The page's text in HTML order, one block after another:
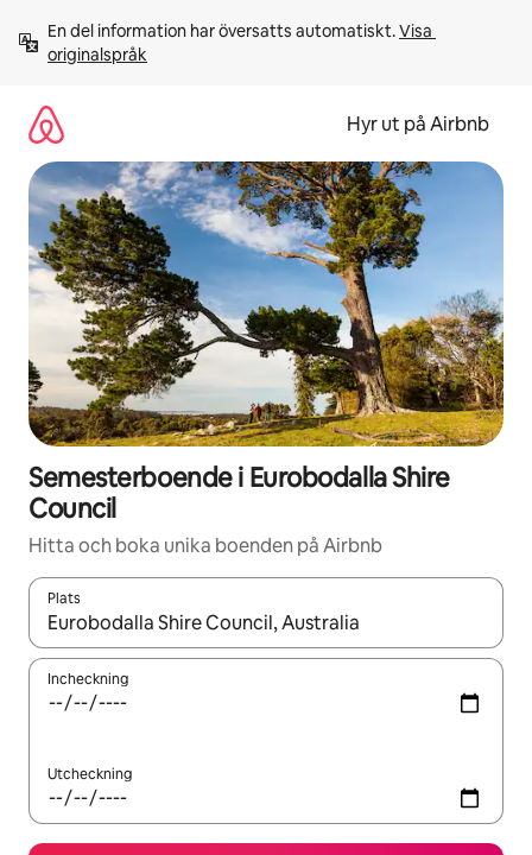
innehåll
En del information har översatts automatiskt. Visa
originalspråk
Hyr ut på Airbnb
Semesterboende i Eurobodalla Shire
Council
Hitta och boka unika boenden på Airbnb
Plats
När resultaten är tillgängliga kan du navigera med upp- och
Incheckning
Utcheckning